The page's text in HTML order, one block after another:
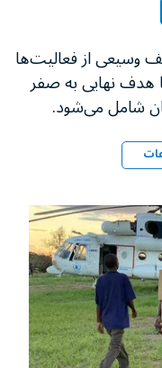
طیف وسیعی از فعالیت‌ها
هدف نهایی به صفر
شامل می‌شود.